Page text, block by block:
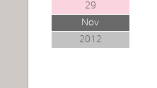
29
Nov
2012